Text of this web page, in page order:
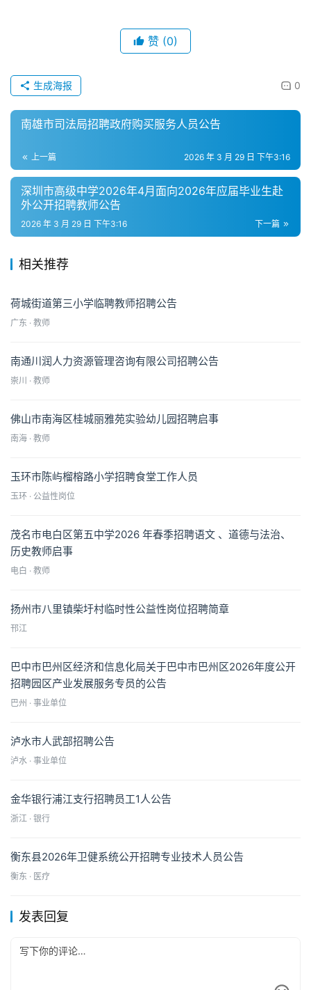
赞 (0)
0
生成海报
南雄市司法局招聘政府购买服务人员公告
上一篇 2026 年 3 月 29 日 下午3:16
深圳市高级中学2026年4月面向2026年应届毕业生赴
外公开招聘教师公告
下一篇
2026 年 3 月 29 日 下午3:16
相关推荐
荷城街道第三小学临聘教师招聘公告
广东 · 教师
南通川润人力资源管理咨询有限公司招聘公告
崇川 · 教师
佛山市南海区桂城丽雅苑实验幼儿园招聘启事
南海 · 教师
玉环市陈屿榴榕路小学招聘食堂工作人员
玉环 · 公益性岗位
茂名市电白区第五中学2026 年春季招聘语文 、道德与法治、
历史教师启事
电白 · 教师
扬州市八里镇柴圩村临时性公益性岗位招聘简章
邗江
巴中市巴州区经济和信息化局关于巴中市巴州区2026年度公开
招聘园区产业发展服务专员的公告
巴州 · 事业单位
泸水市人武部招聘公告
泸水 · 事业单位
金华银行浦江支行招聘员工1人公告
浙江 · 银行
衡东县2026年卫健系统公开招聘专业技术人员公告
衡东 · 医疗
发表回复